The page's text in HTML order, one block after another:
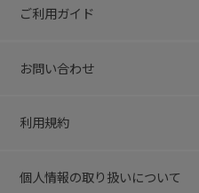
ご利用ガイド
お問い合わせ
利用規約
個人情報の取り扱いについて